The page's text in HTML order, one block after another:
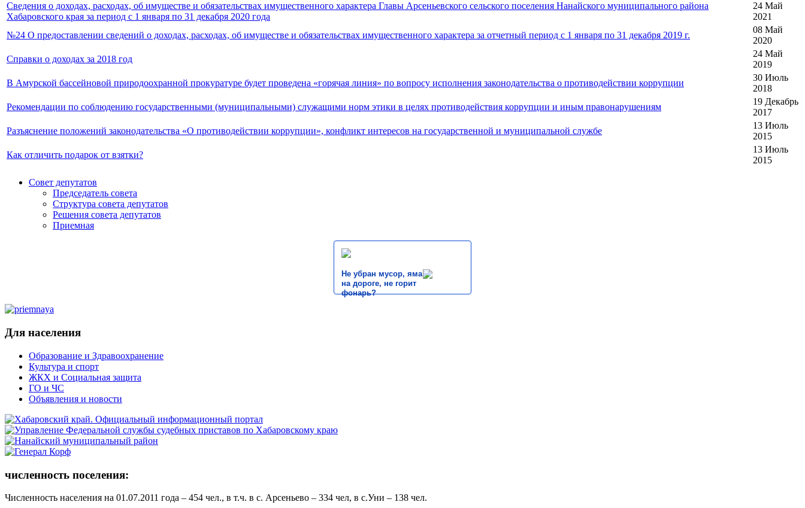
Сведения о доходах, расходах, об имуществе и обязательствах имущественного характера Главы Арсеньевского сельского поселения Нанайского муниципального района
Хабаровского края за период с 1 января по 31 декабря 2020 года
24 Май
2021
№24 О предоставлении сведений о доходах, расходах, об имуществе и обязательствах имущественного характера за отчетный период с 1 января по 31 декабря 2019 г.
08 Май
2020
Справки о доходах за 2018 год
24 Май
2019
В Амурской бассейновой природоохранной прокуратуре будет проведена «горячая линия» по вопросу исполнения законодательства о противодействии коррупции
30 Июль
2018
Рекомендации по соблюдению государственными (муниципальными) служащими норм этики в целях противодействия коррупции и иным правонарушениям
19 Декабрь
2017
Разъяснение положений законодательства «О противодействии коррупции», конфликт интересов на государственной и муниципальной службе
13 Июль
2015
Как отличить подарок от взятки?
13 Июль
2015
Совет депутатов
Председатель совета
Структура совета депутатов
Решения совета депутатов
Приемная
Не убран мусор, яма
на дороге, не горит
фонарь?
Для населения
Образование и Здравоохранение
Культура и спорт
ЖКХ и Социальная защита
ГО и ЧС
Объявления и новости
численность поселения:
Численность населения на 01.07.2011 года – 454 чел., в т.ч. в с. Арсеньево – 334 чел, в с.Уни – 138 чел.